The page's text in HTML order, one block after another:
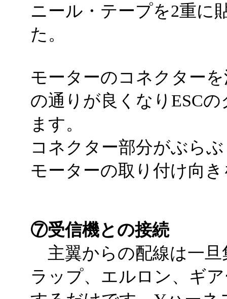
ニール・テープを2重に
た。
モーターのコネクター
の通りが良くなりESC
ます。
コネクター部分がぶら
モーターの取り付け向
⑦受信機との接続
主翼からの配線は一旦
ラップ、エルロン、ギ